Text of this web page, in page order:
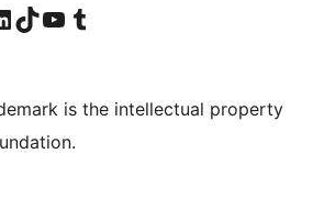
account
our LinkedIn account
Visit our TikTok account
Visit our YouTube channel
Visit our Tumblr account
is the intellectual property